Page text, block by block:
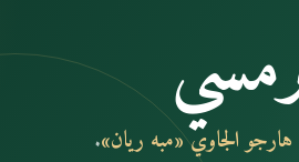
هارجو الجاوي «مبه ريان».